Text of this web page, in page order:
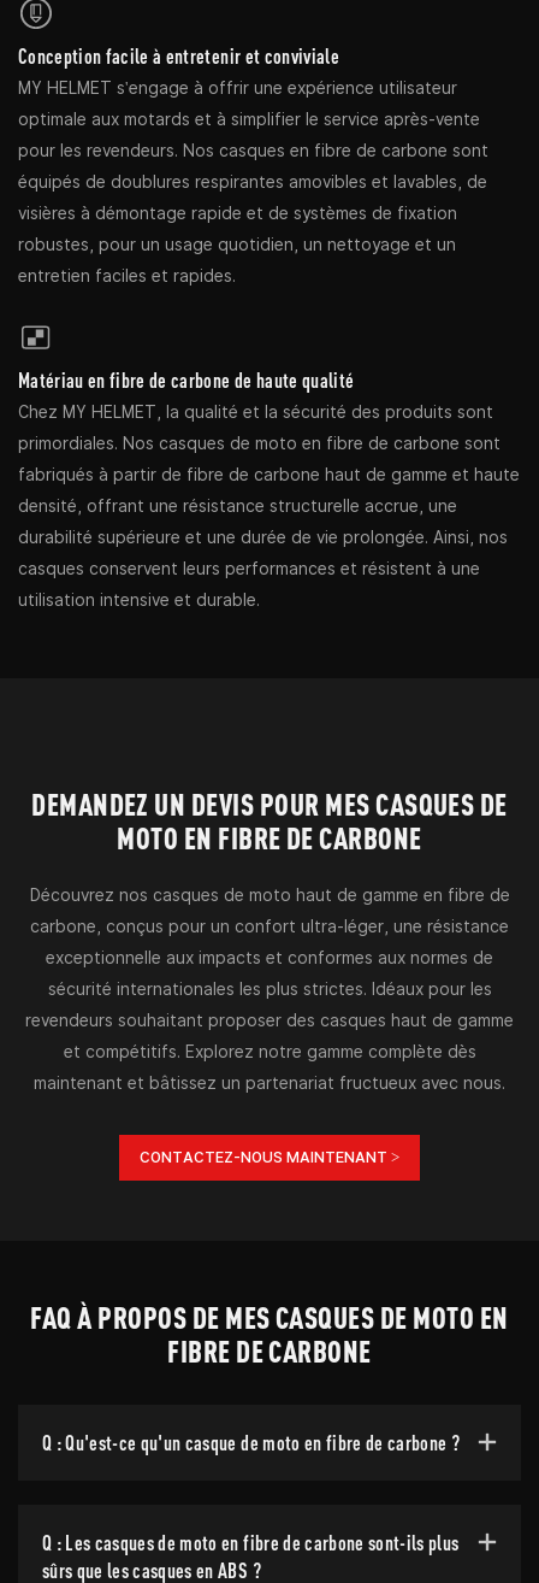
Conception facile à entretenir et conviviale
MY HELMET s'engage à offrir une expérience utilisateur
optimale aux motards et à simplifier le service après-vente
pour les revendeurs. Nos casques en fibre de carbone sont
équipés de doublures respirantes amovibles et lavables, de
visières à démontage rapide et de systèmes de fixation
robustes, pour un usage quotidien, un nettoyage et un
entretien faciles et rapides.
Matériau en fibre de carbone de haute qualité
Chez MY HELMET, la qualité et la sécurité des produits sont
primordiales. Nos casques de moto en fibre de carbone sont
fabriqués à partir de fibre de carbone haut de gamme et haute
densité, offrant une résistance structurelle accrue, une
durabilité supérieure et une durée de vie prolongée. Ainsi, nos
casques conservent leurs performances et résistent à une
utilisation intensive et durable.
DEMANDEZ UN DEVIS POUR MES CASQUES DE
MOTO EN FIBRE DE CARBONE
Découvrez nos casques de moto haut de gamme en fibre de
carbone, conçus pour un confort ultra-léger, une résistance
exceptionnelle aux impacts et conformes aux normes de
sécurité internationales les plus strictes. Idéaux pour les
revendeurs souhaitant proposer des casques haut de gamme
et compétitifs. Explorez notre gamme complète dès
maintenant et bâtissez un partenariat fructueux avec nous.
CONTACTEZ-NOUS MAINTENANT >
FAQ À PROPOS DE MES CASQUES DE MOTO EN
FIBRE DE CARBONE
Q : Qu'est-ce qu'un casque de moto en fibre de carbone ?
Q : Les casques de moto en fibre de carbone sont-ils plus
sûrs que les casques en ABS ?